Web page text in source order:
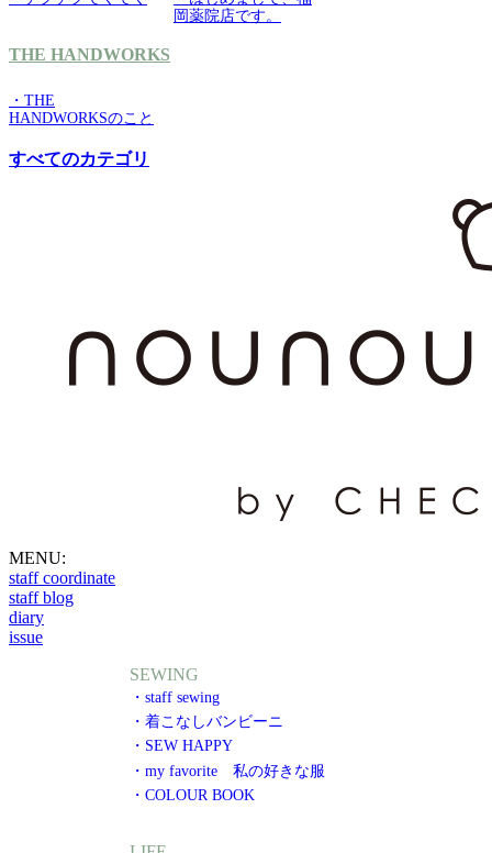
岡薬院店です。
THE HANDWORKS
・THE
HANDWORKSのこと
すべてのカテゴリ
MENU:
staff coordinate
staff blog
diary
issue
SEWING
・staff sewing
・着こなしバンビーニ
・SEW HAPPY
・my favorite 私の好きな服
・COLOUR BOOK